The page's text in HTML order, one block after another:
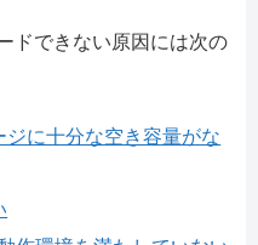
ドできない原因には次の
に十分な空き容量がな